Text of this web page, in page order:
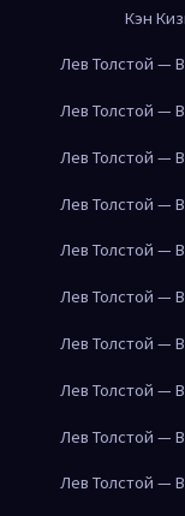
Кэн
Лев Толстой —
Лев Толстой —
Лев Толстой —
Лев Толстой —
Лев Толстой —
Лев Толстой —
Лев Толстой —
Лев Толстой —
Лев Толстой —
Лев Толстой —